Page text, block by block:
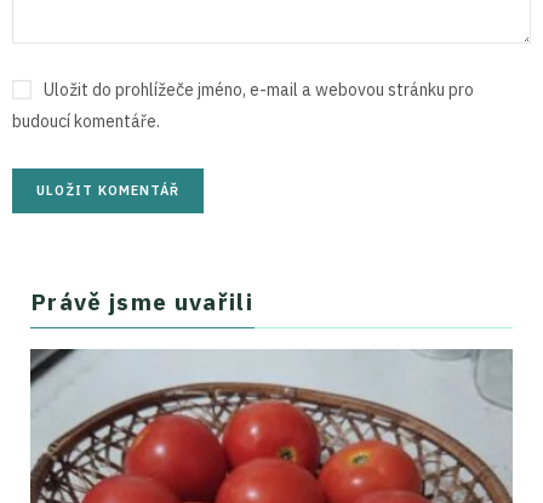
Uložit do prohlížeče jméno, e-mail a webovou stránku pro
budoucí komentáře.
Právě jsme uvařili